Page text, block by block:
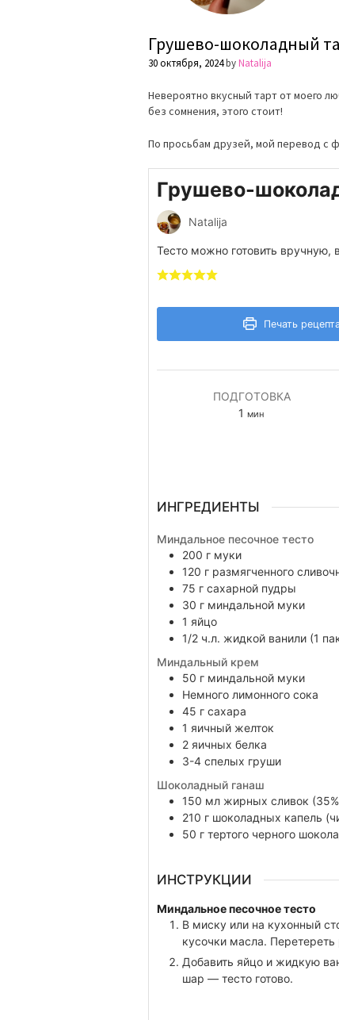
Грушево-шоколадный
30 октября, 2024byNatalija
Невероятно вкусный тарт от моего
без сомнения, этого стоит!
По просьбам друзей, мой перевод с
Грушево-
Natalija
Тесто можно готовить
Печать рецепта
ПОДГОТОВКА
1 минута
мин
ИНГРЕДИЕНТЫ
Миндальное песочное тесто
200 г муки
120 г размягченного
75 г сахарной пудры
30 г миндальной муки
1 яйцо
1/2 ч.л. жидкой ванили (1
Миндальный крем
50 г миндальной муки
Немного лимонного сока
45 г сахара
1 яичный желток
2 яичных белка
3-4 спелых груши
Шоколадный ганаш
150 мл жирных сливок
210 г шоколадных капель
50 г тертого черного
ИНСТРУКЦИИ
Миндальное песочное тесто
В миску или на кухонный
кусочки масла.
Добавить яйцо и жидкую
шар — тесто готово.